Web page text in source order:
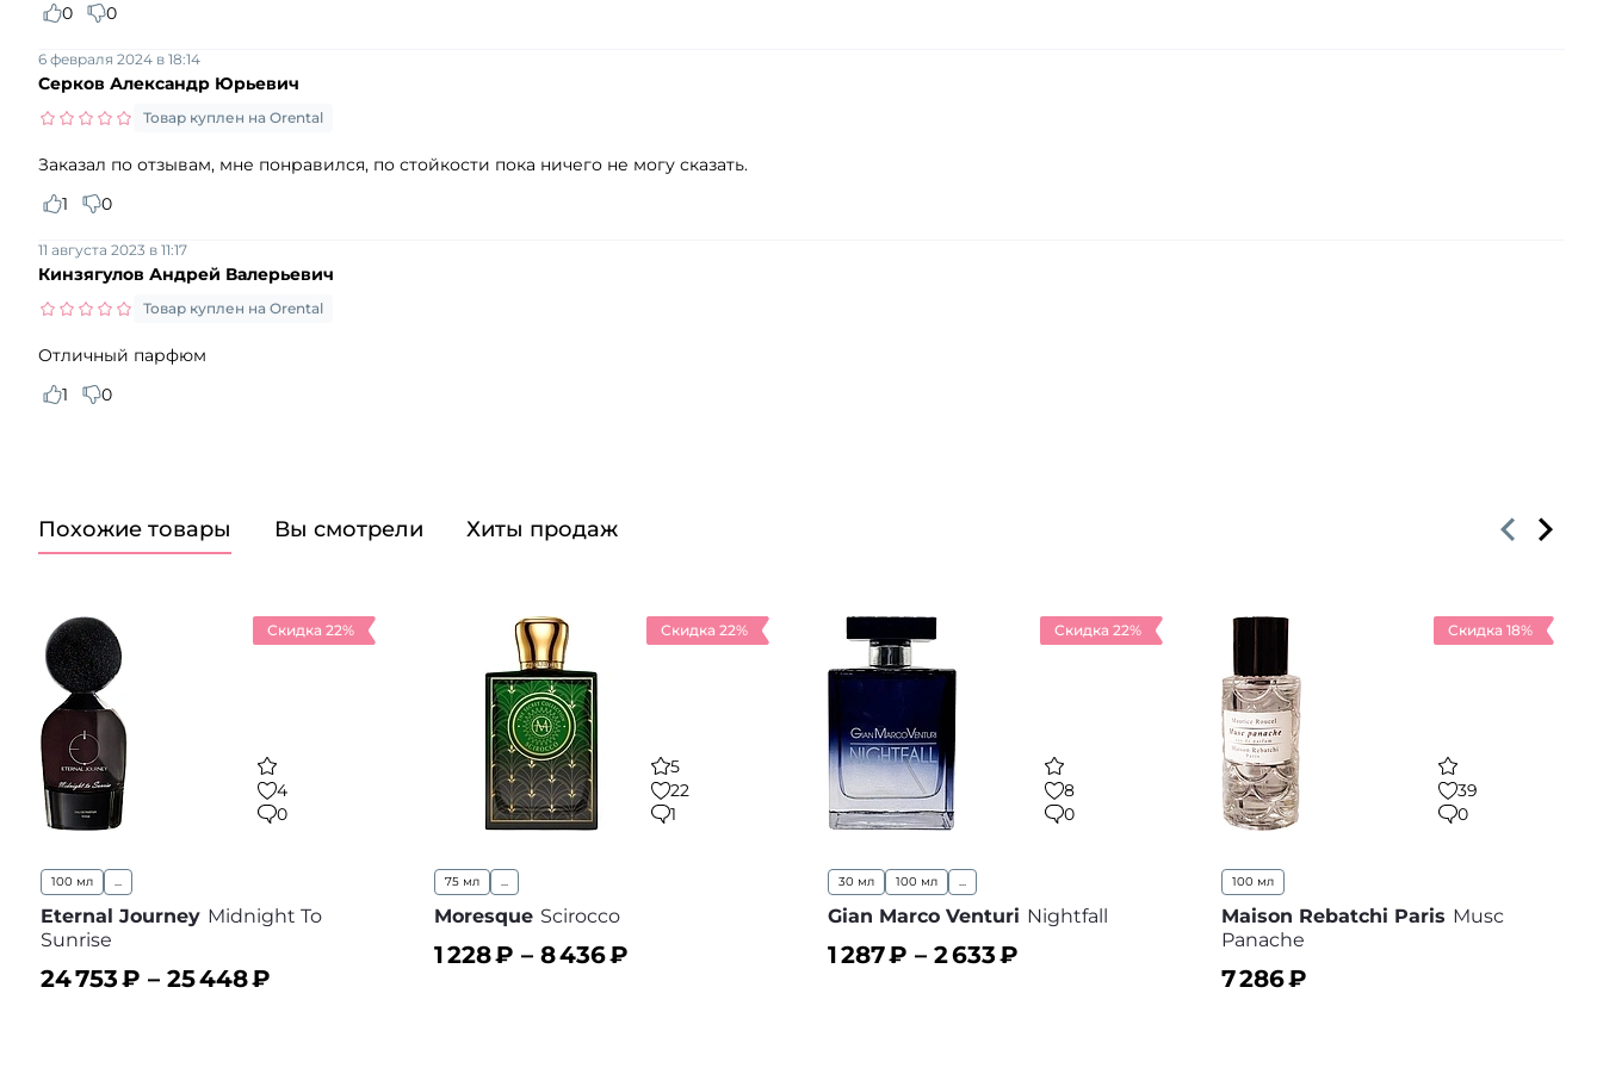
0 0
Серков Александр Юрьевич
6 февраля 2024 в 18:14
Товар куплен на Orental
Заказал по отзывам, мне понравился, по стойкости пока ничего не могу сказать.
1
0
Кинзягулов Андрей Валерьевич
11 августа 2023 в 11:17
Товар куплен на Orental
Отличный парфюм
1
0
Похожие товары Вы смотрели Хиты продаж
Скидка 22%
4
0
100 мл ...
Eternal Journey Midnight To
Sunrise
24 753₽ – 25 448₽
Скидка 22%
5
22
1
75 мл ...
Moresque Scirocco
1 228₽ – 8 436₽
Скидка 22%
8
0
30 мл 100 мл ...
Gian Marco Venturi Nightfall
1 287₽ – 2 633₽
Скидка 18%
39
0
100 мл
Maison Rebatchi Paris Musc
Panache
7 286₽